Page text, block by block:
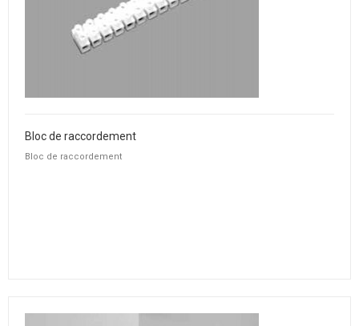
Bloc de raccordement
Bloc de raccordement